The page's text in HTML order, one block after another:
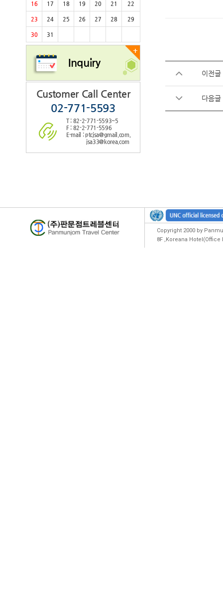
16 17 18 19 20 21 22
23 24 25 26 27 28 29
30 31
+
Inquiry
Customer Call Center
02-771-5593
T : 82-2-771-5593~5
F : 82-2-771-5596
E-mail : ptcjsa@gmail.com,
jsa33@korea.com
이전글
다음글
Copyright 2000 by
8F ,Koreana